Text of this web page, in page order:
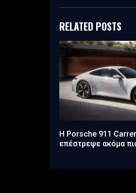
RELATED POSTS
Η Porsche 911
επέστρεψε ακόμα